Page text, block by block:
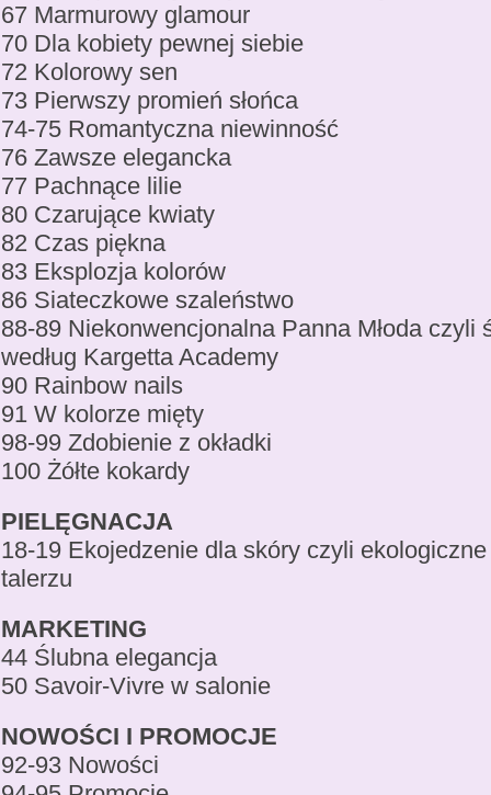
67 Marmurowy glamour
70 Dla kobiety pewnej siebie
72 Kolorowy sen
73 Pierwszy promień słońca
74-75 Romantyczna niewinność
76 Zawsze elegancka
77 Pachnące lilie
80 Czarujące kwiaty
82 Czas piękna
83 Eksplozja kolorów
86 Siateczkowe szaleństwo
88-89 Niekonwencjonalna Panna Młoda czyli
według Kargetta Academy
90 Rainbow nails
91 W kolorze mięty
98-99 Zdobienie z okładki
100 Żółte kokardy
PIELĘGNACJA
18-19 Ekojedzenie dla skóry czyli
talerzu
MARKETING
44 Ślubna elegancja
50 Savoir-Vivre w salonie
NOWOŚCI I PROMOCJE
92-93 Nowości